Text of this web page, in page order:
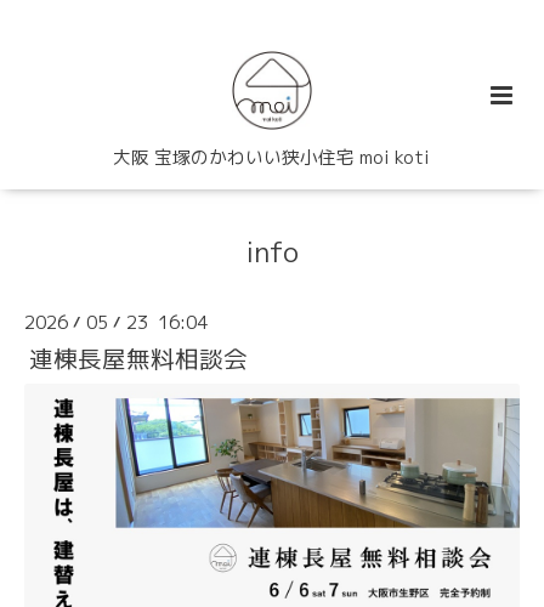
大阪 宝塚のかわいい狭小住宅 moi koti
info
2026 / 05 / 23 16:04
連棟長屋無料相談会